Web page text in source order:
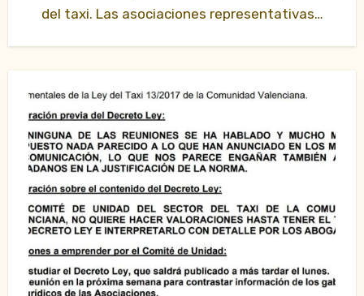
del taxi. Las asociaciones representativas…